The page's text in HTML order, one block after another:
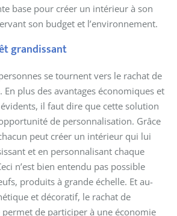
base pour créer un intérieur à son
son budget et l’environnement.
grandissant
se tournent vers le rachat de
plus des avantages économiques et
il faut dire que cette solution
de personnalisation. Grâce
peut créer un intérieur qui lui
et en personnalisant chaque
n’est bien entendu pas possible
produits à grande échelle. Et au-
et décoratif, le rachat de
de participer à une économie